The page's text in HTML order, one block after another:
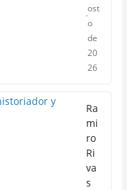
ost
o
de
20
26
Ra
mi
ro
Ri
va
s